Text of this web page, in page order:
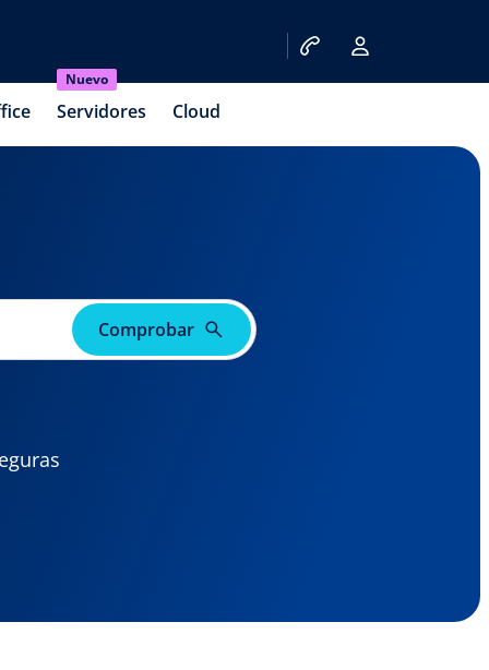
Nuevo
Servidores Cloud
Comprobar